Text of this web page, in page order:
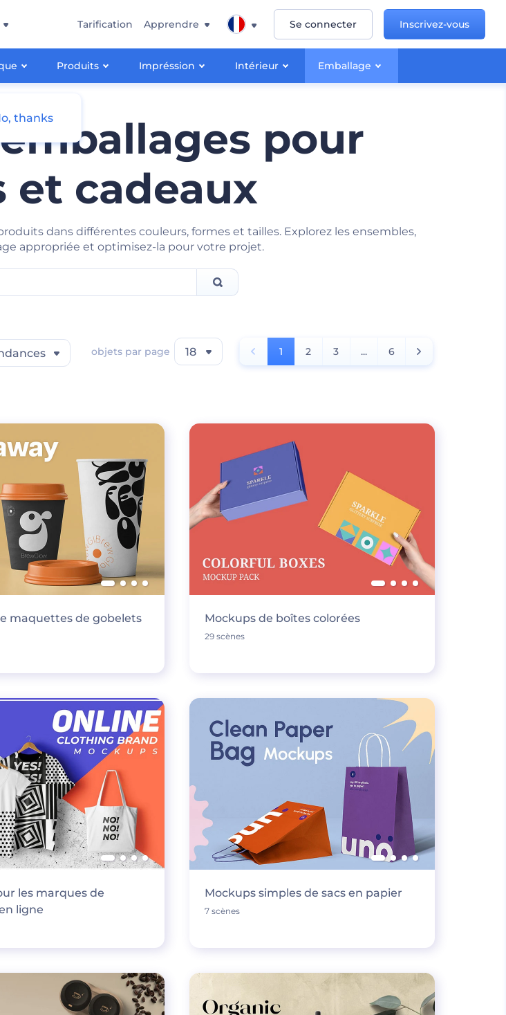
Produits Impréssion Intérieur Emballage
Tarification Apprendre Se connecter Inscrivez-vous
pour
et cadeaux
dans différentes couleurs, formes et tailles. Explorez les ensembles,
appropriée et optimisez-la pour votre projet.
objets par page 18 1 2 3 ... 6
maquettes de gobelets
Mockups de boîtes colorées
29 scènes
les marques de
ligne
Mockups simples de sacs en papier
7 scènes
thanks